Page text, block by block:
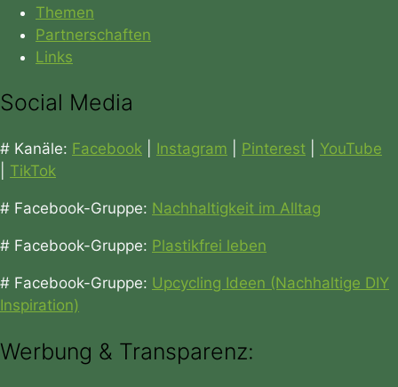
Themen
Partnerschaften
Links
Social Media
# Kanäle: Facebook Instagram Pinterest
YouTube
TikTok
# Facebook-Gruppe: Nachhaltigkeit im Alltag
# Facebook-Gruppe: Plastikfrei leben
# Facebook-Gruppe: Upcycling Ideen (Nachhaltige DIY
Inspiration)
Werbung & Transparenz: